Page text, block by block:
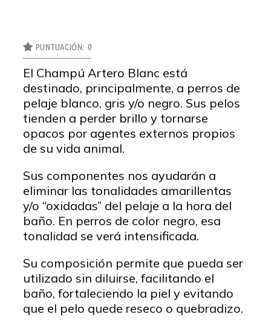
PUNTUACIÓN: 0
El Champú Artero Blanc está
destinado, principalmente, a perros de
pelaje blanco, gris y/o negro. Sus pelos
tienden a perder brillo y tornarse
opacos por agentes externos propios
de su vida animal.
Sus componentes nos ayudarán a
eliminar las tonalidades amarillentas
y/o “oxidadas” del pelaje a la hora del
baño. En perros de color negro, esa
tonalidad se verá intensificada.
Su composición permite que pueda ser
utilizado sin diluirse, facilitando el
baño, fortaleciendo la piel y evitando
que el pelo quede reseco o quebradizo.